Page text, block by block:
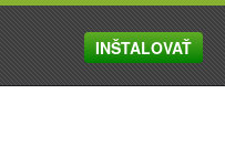
MENU
INŠTALOVAŤ